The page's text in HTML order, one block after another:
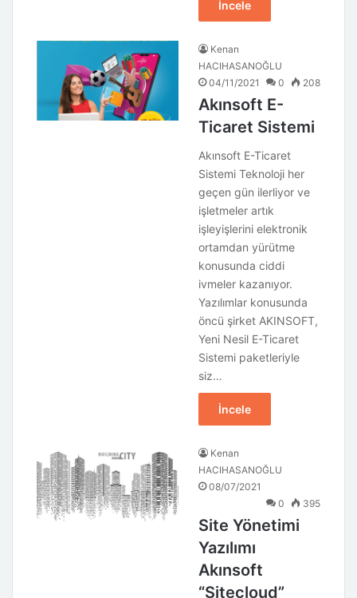
İncele
Kenan
HACIHASANOĞLU
04/11/2021
0 208
Akınsoft E-
Ticaret Sistemi
Akınsoft E-Ticaret
Sistemi Teknoloji her
geçen gün ilerliyor ve
işletmeler artık
işleyişlerini elektronik
ortamdan yürütme
konusunda ciddi
ivmeler kazanıyor.
Yazılımlar konusunda
öncü şirket AKINSOFT,
Yeni Nesil E-Ticaret
Sistemi paketleriyle
siz…
İncele
Kenan
HACIHASANOĞLU
08/07/2021
0
395
Site Yönetimi
Yazılımı
Akınsoft
“Sitecloud”